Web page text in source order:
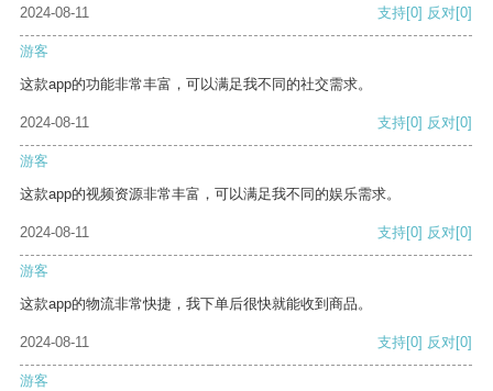
2024-08-11 支持[0] 反对[0]
游客
这款app的功能非常丰富，可以满足我不同的社交需求。
2024-08-11 支持[0] 反对[0]
游客
这款app的视频资源非常丰富，可以满足我不同的娱乐需求。
2024-08-11 支持[0] 反对[0]
游客
这款app的物流非常快捷，我下单后很快就能收到商品。
2024-08-11 支持[0] 反对[0]
游客